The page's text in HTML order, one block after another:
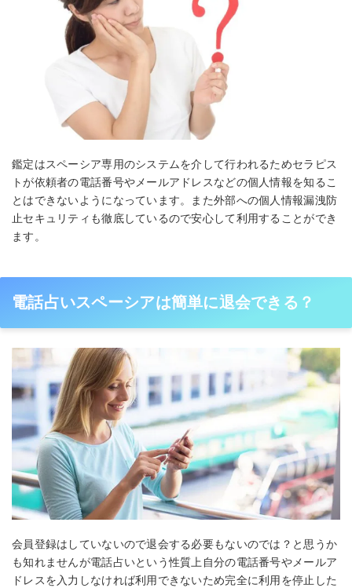
鑑定はスペーシア専用のシステムを介して行われるためセラピス
トが依頼者の電話番号やメールアドレスなどの個人情報を知るこ
とはできないようになっています。また外部への個人情報漏洩防
止セキュリティも徹底しているので安心して利用することができ
ます。
電話占いスペーシアは簡単に退会できる？
会員登録はしていないので退会する必要もないのでは？と思うか
も知れませんが電話占いという性質上自分の電話番号やメールア
ドレスを入力しなければ利用できないため完全に利用を停止した